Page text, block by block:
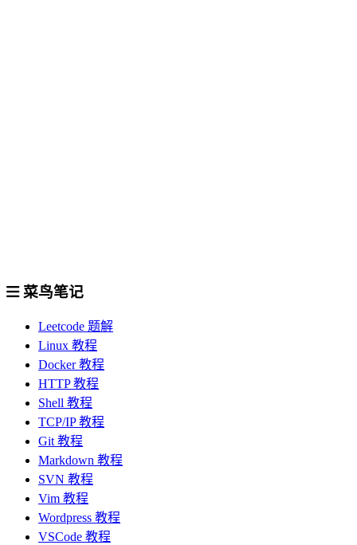
菜鸟笔记
Leetcode 题解
Linux 教程
Docker 教程
HTTP 教程
Shell 教程
TCP/IP 教程
Git 教程
Markdown 教程
SVN 教程
Vim 教程
Wordpress 教程
VSCode 教程